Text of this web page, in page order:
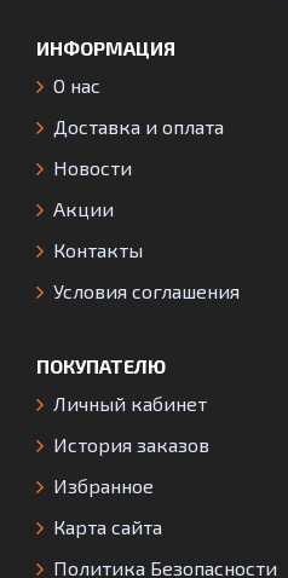
ИНФОРМАЦИЯ
О нас
Доставка и оплата
Новости
Акции
Контакты
Условия соглашения
ПОКУПАТЕЛЮ
Личный кабинет
История заказов
Избранное
Карта сайта
Политика Безопасности